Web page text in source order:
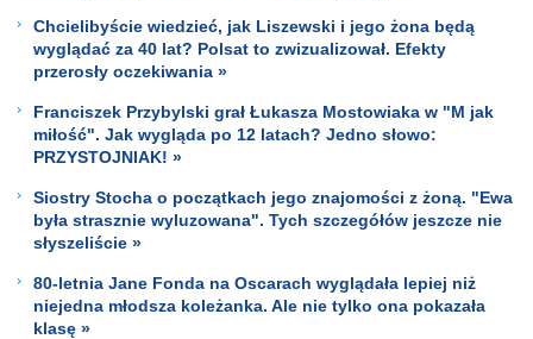
Chcielibyście wiedzieć, jak Liszewski i jego żona będą
wyglądać za 40 lat? Polsat to zwizualizował. Efekty
przerosły oczekiwania »
Franciszek Przybylski grał Łukasza Mostowiaka w "M jak
miłość". Jak wygląda po 12 latach? Jedno słowo:
PRZYSTOJNIAK! »
Siostry Stocha o początkach jego znajomości z żoną. "Ewa
była strasznie wyluzowana". Tych szczegółów jeszcze nie
słyszeliście »
80-letnia Jane Fonda na Oscarach wyglądała lepiej niż
niejedna młodsza koleżanka. Ale nie tylko ona pokazała
klasę »